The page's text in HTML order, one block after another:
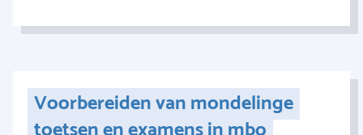
Voorbereiden van mondelinge